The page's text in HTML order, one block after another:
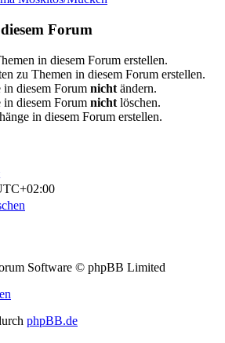
Forum
in diesem Forum erstellen.
zu Themen in diesem Forum erstellen.
diesem Forum nicht ändern.
diesem Forum nicht löschen.
in diesem Forum erstellen.
Software © phpBB Limited
phpBB.de